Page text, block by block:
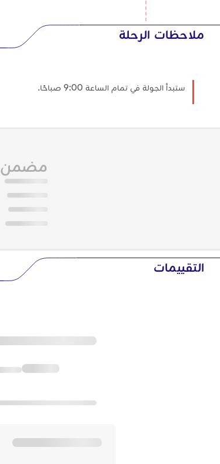
ملاحظات الرحلة
ستبدأ الجولة في تمام الساعة 9:00 صباحًا.
مضمن
التقييمات